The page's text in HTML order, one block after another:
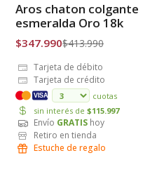
Envío Gratis
Aros chaton colgante
esmeralda Oro 18k
$347.990$413.990
Tarjeta de débito
Tarjeta de crédito
VISA
cuotas
sin interés de $115.997
Envío GRATIS hoy
Retiro en tienda
Estuche de regalo